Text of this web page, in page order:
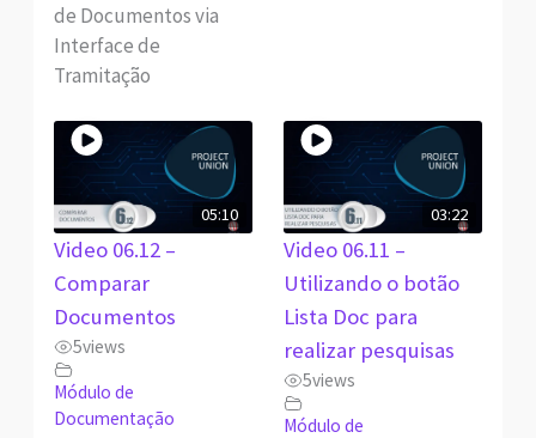
de Documentos via
Interface de
Tramitação
05:10
Video 06.12 –
Comparar
Documentos
5views
Módulo de
Documentação
03:22
Video 06.11 –
Utilizando o botão
Lista Doc para
realizar pesquisas
5views
Módulo de